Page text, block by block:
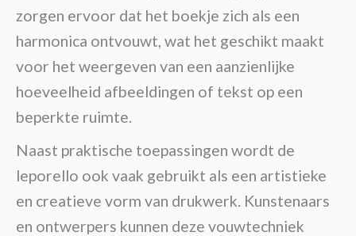
zorgen ervoor dat het boekje zich als een
harmonica ontvouwt, wat het geschikt maakt
voor het weergeven van een aanzienlijke
hoeveelheid afbeeldingen of tekst op een
beperkte ruimte.
Naast praktische toepassingen wordt de
leporello ook vaak gebruikt als een artistieke
en creatieve vorm van drukwerk. Kunstenaars
en ontwerpers kunnen deze vouwtechniek